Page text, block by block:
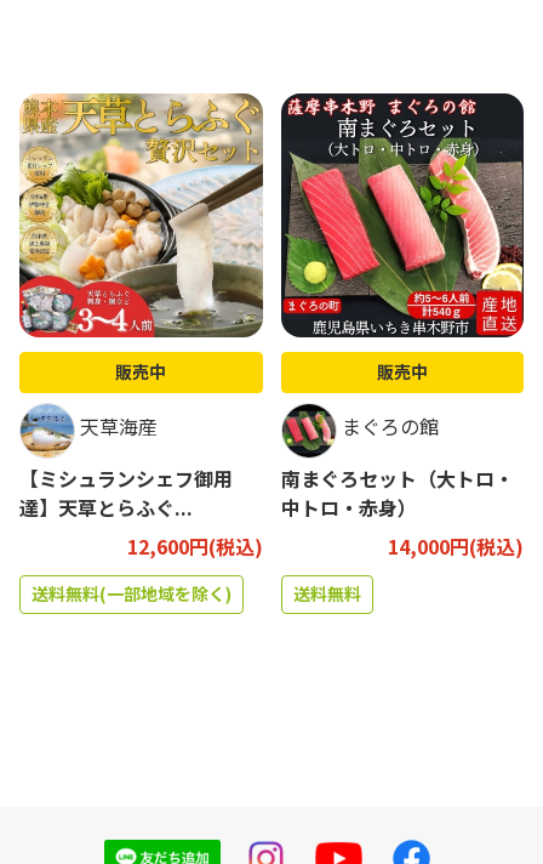
販売中
天草海産
【ミシュランシェフ御用
達】天草とらふぐ...
12,600円(税込)
送料無料(一部地域を除く)
販売中
まぐろの館
南まぐろセット（大トロ・
中トロ・赤身）
14,000円(税込)
送料無料